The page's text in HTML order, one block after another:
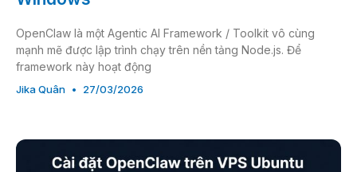
OpenClaw là một Agentic AI Framework / Toolkit vô cùng
mạnh mẽ được lập trình chạy trên nền tảng Node.js. Để
framework này hoạt động
Jika Quân 27/03/2026